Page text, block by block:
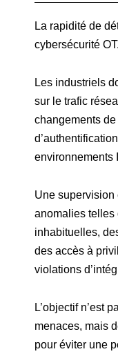
La rapidité de
cybersécurité OT.
Les industriels
sur le trafic
changements
environnements
Une supervision
anomalies telles
inhabituelles,
des accès à
violations
L’objectif n’est
menaces, mais
pour éviter une